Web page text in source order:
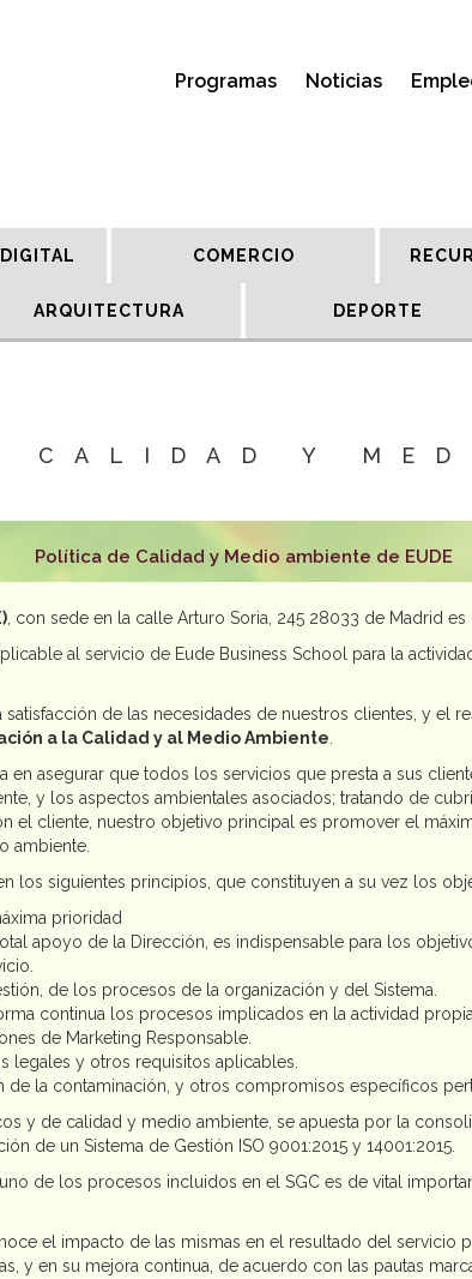
Programas Noticias
COMERCIO
ARQUITECTURA DEPORTE
CALIDAD Y
Política de Calidad y Medio ambiente de EUDE
, con sede en la calle Arturo Soria, 245 28033 de Madrid
al servicio de Eude Business School para la
satisfacción de las necesidades de nuestros clientes, y el
a la Calidad y al Medio Ambiente
en asegurar que todos los servicios que presta a sus
y los aspectos ambientales asociados; tratando de
el cliente, nuestro objetivo principal es promover el
ambiente.
los siguientes principios, que constituyen a su vez los
prioridad
apoyo de la Dirección, es indispensable para los
de los procesos de la organización y del Sistema.
continua los procesos implicados en la actividad propia
de Marketing Responsable.
legales y otros requisitos aplicables.
la contaminación, y otros compromisos específicos
y de calidad y medio ambiente, se apuesta por la
de un Sistema de Gestión ISO 9001:2015 y 14001:2015.
de los procesos incluidos en el SGC es de vital
el impacto de las mismas en el resultado del servicio
y en su mejora continua, de acuerdo con las pautas